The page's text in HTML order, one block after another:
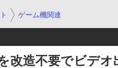
ゲーム機関連
改造不要でビデ